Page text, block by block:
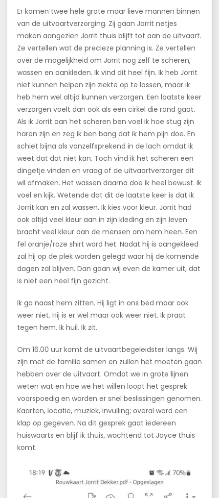
Er komen twee hele grote maar lieve mannen binnen
van de uitvaartverzorging. Zij gaan Jorrit netjes
maken aangezien Jorrit thuis blijft tot aan de uitvaart.
Ze vertellen wat de precieze planning is. Ze vertellen
over de mogelijkheid om Jorrit nog zelf te scheren,
wassen en aankleden. Ik vind dit heel fijn. Ik heb Jorrit
niet kunnen helpen zijn ziekte op te lossen, maar ik
heb hem wel altijd kunnen verzorgen. Een laatste keer
verzorgen voelt dan ook als een cirkel die rond gaat.
Als ik Jorrit aan het scheren ben voel ik hoe stug zijn
haren zijn en zeg ik ben bang dat ik hem pijn doe. En
schiet bijna als vanzelfsprekend in de lach omdat ik
weet dat dat niet kan. Toch vind ik het scheren een
dingetje vinden en vraag of de uitvaartverzorger dit
wil afmaken. Het wassen daarna doe ik heel bewust. Ik
voel en kijk. Wetende dat dit de laatste keer is dat ik
Jorrit kan en zal wassen. Ik kies voor kleur. Jorrit had
ook altijd veel kleur aan in zijn kleding en zijn leven
bracht veel kleur aan de mensen om hem heen. Een
fel oranje/roze shirt word het. Nadat hij is aangekleed
zal hij op de plek worden gelegd waar hij de komende
dagen zal blijven. Dan gaan wij even de kamer uit, dat
is niet een heel fijn gezicht.
Ik ga naast hem zitten. Hij ligt in ons bed maar ook
weer niet. Hij is er wel maar ook weer niet. Ik praat
tegen hem. Ik huil. Ik zit.
Om 16.00 uur komt de uitvaartbegeleidster langs. Wij
zijn met de familie samen en zullen het moeten gaan
hebben over de uitvaart. Omdat we in grote lijnen
weten wat en hoe we het willen loopt het gesprek
voorspoedig en worden er snel beslissingen genomen.
Kaarten, locatie, muziek, invulling; overal word een
klap op gegeven. Na dit gesprek gaat iedereen
huiswaarts en blijf ik thuis, wachtend tot Jayce thuis
komt.